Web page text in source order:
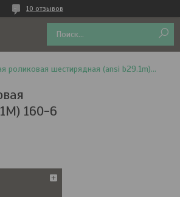
10 отзывов
Цепь приводная роликовая шестирядная (ansi b29.1m) 160-6
160-6